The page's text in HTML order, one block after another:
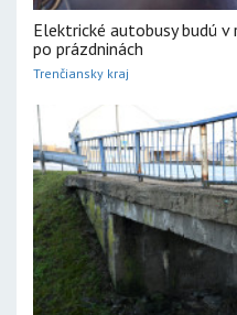
Elektrické autobusy budú
po prázdninách
Trenčiansky kraj